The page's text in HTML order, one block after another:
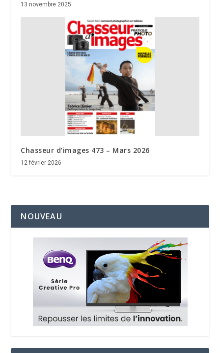
13 novembre 2025
Chasseur d’images 473 – Mars 2026
12 février 2026
NOUVEAU